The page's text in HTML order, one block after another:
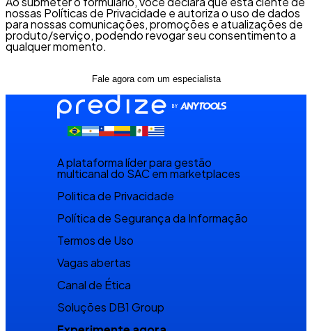
nossas Políticas de Privacidade e autoriza o uso de dados
para nossas comunicações, promoções e atualizações de
produto/serviço, podendo revogar seu consentimento a
qualquer momento.
Fale agora com um especialista
A plataforma líder para gestão
multicanal do SAC em marketplaces
Politica de Privacidade
Política de Segurança da Informação
Termos de Uso
Vagas abertas
Canal de Ética
Soluções DB1 Group